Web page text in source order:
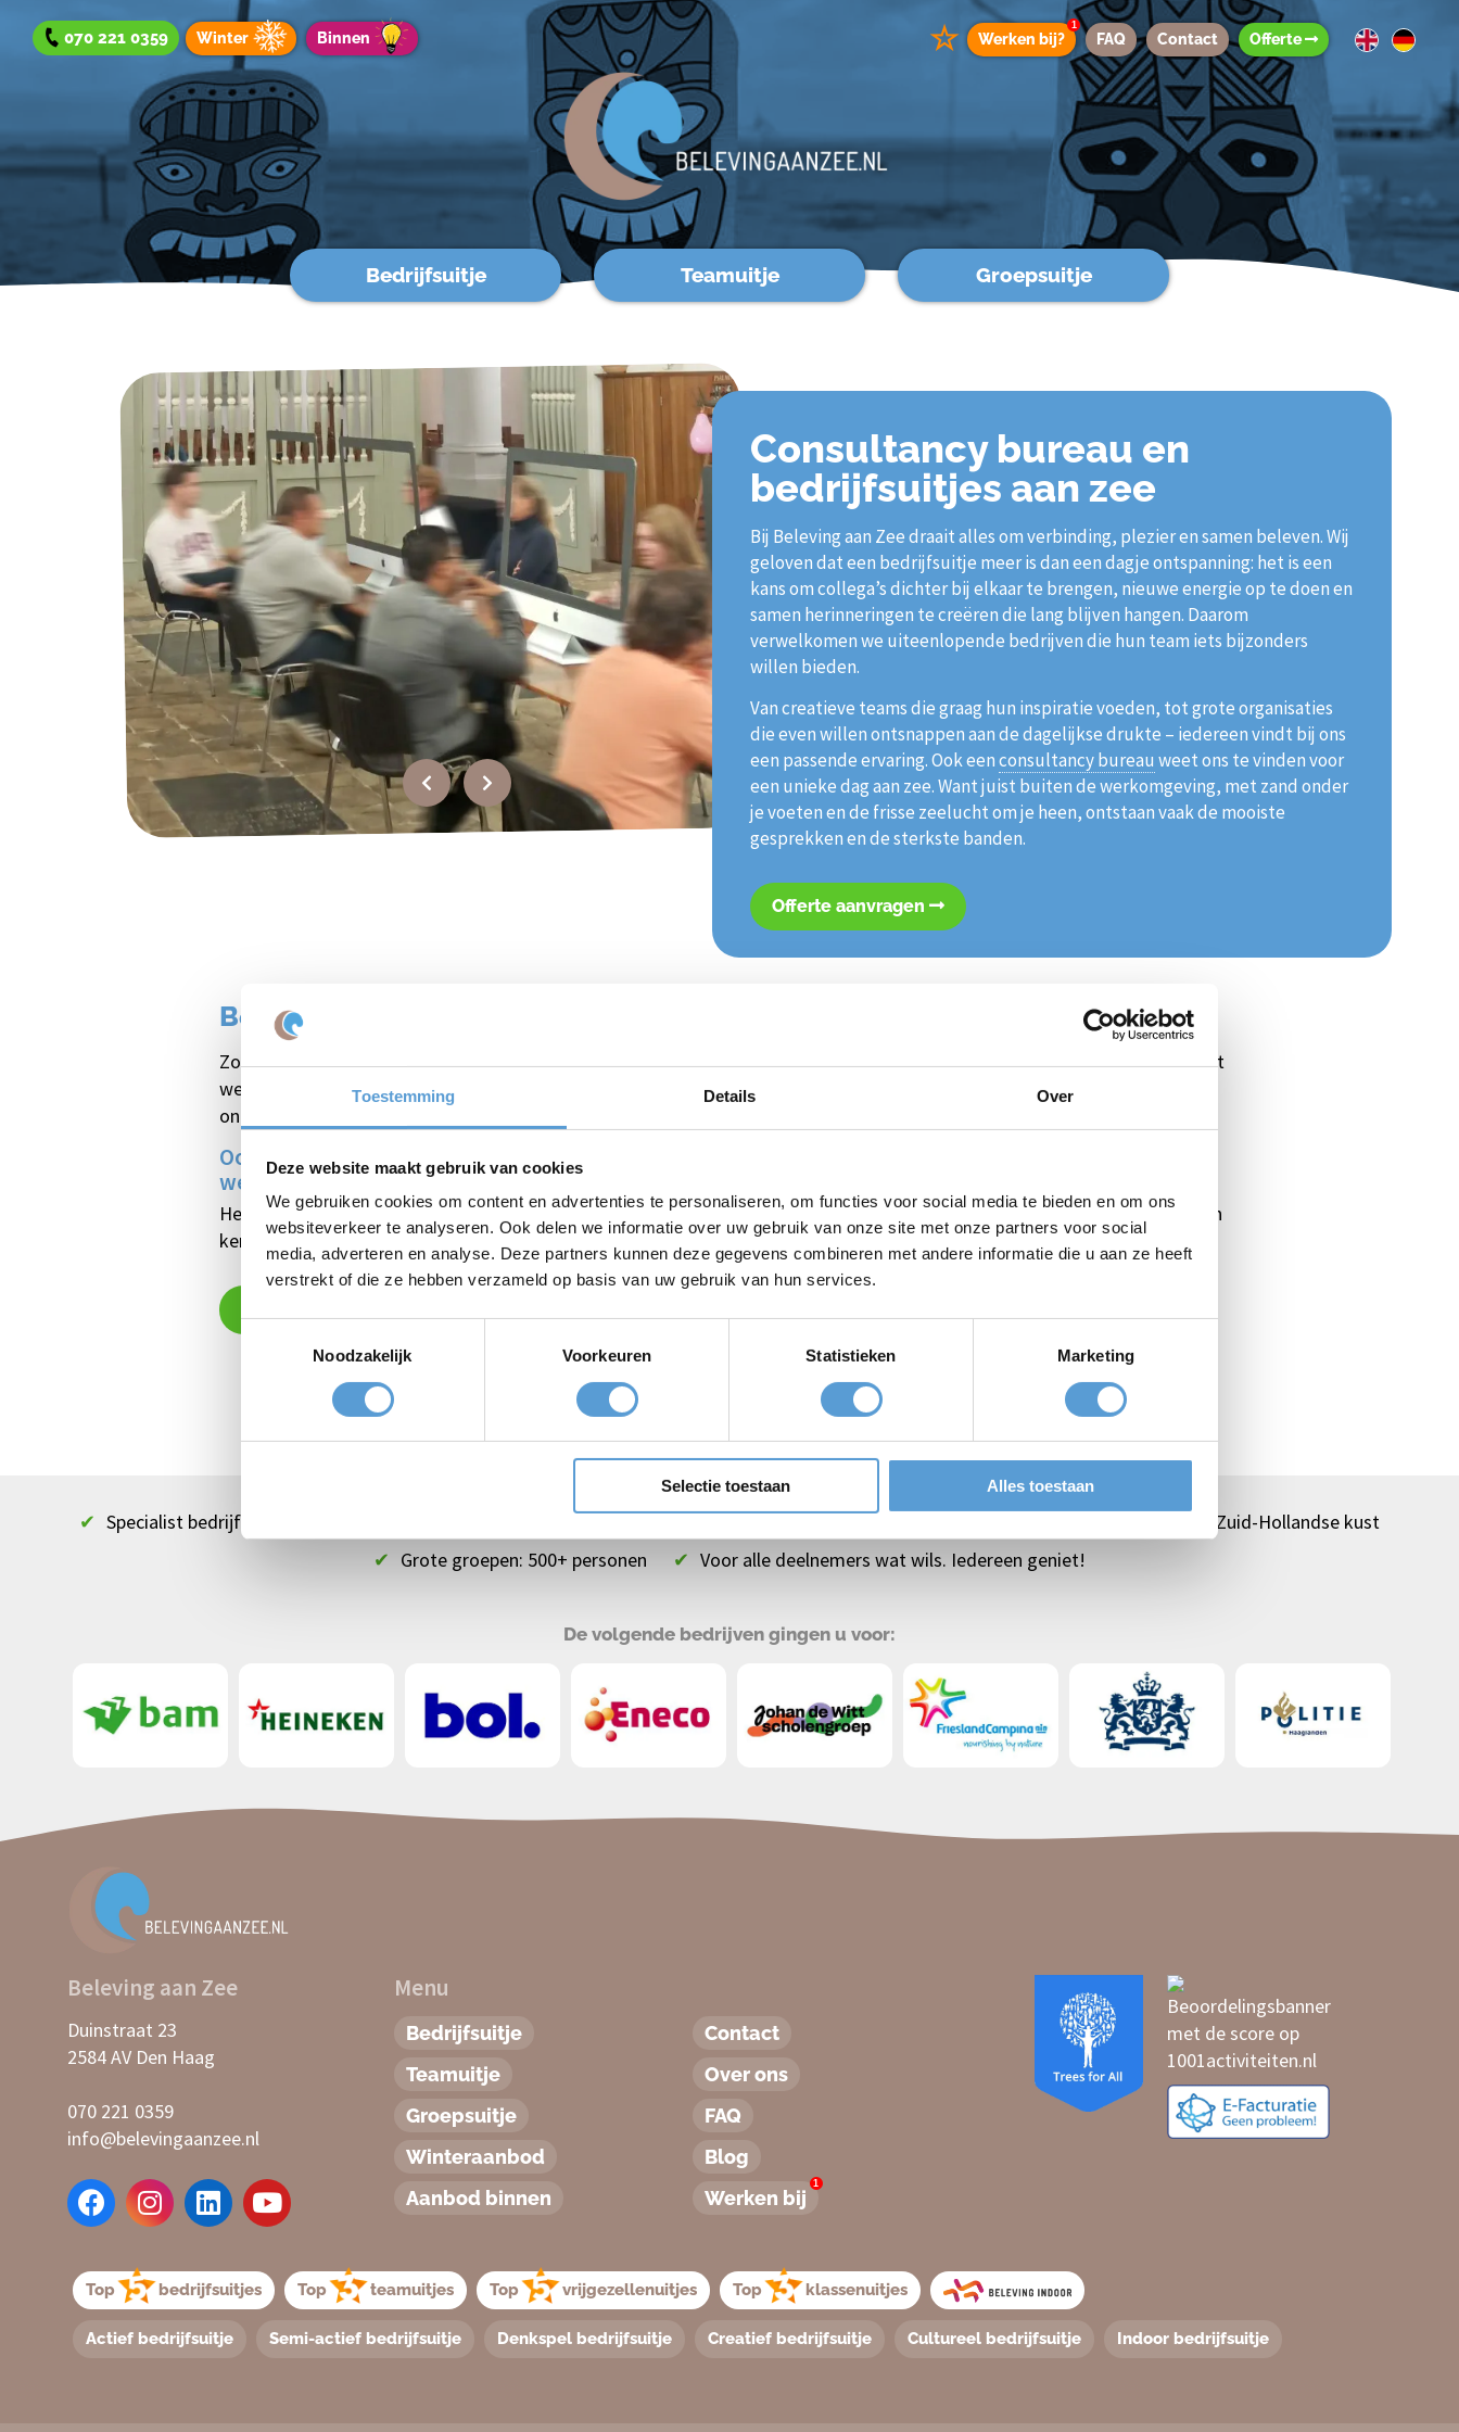
Toestemming Details Over
Deze website maakt gebruik van cookies
We gebruiken cookies om content en advertenties te personaliseren, om functies voor social media te bieden en om ons
websiteverkeer te analyseren. Ook delen we informatie over uw gebruik van onze site met onze partners voor social
media, adverteren en analyse. Deze partners kunnen deze gegevens combineren met andere informatie die u aan ze heeft
verstrekt of die ze hebben verzameld op basis van uw gebruik van hun services.
Toestemmingsselectie
Noodzakelijk
Voorkeuren Statistieken Marketing
Selectie toestaan Alles toestaan
070 221 0359 ☆ Werken bij?
1
FAQ Contact Offerte
Winter Binnen
Bedrijfsuitje Teamuitje Groepsuitje
Winteraanbod
bedrijfsuitjes
Consultancy bureau en
bedrijfsuitjes aan zee
Bij Beleving aan Zee draait alles om verbinding, plezier en samen beleven. Wij
geloven dat een bedrijfsuitje meer is dan een dagje ontspanning: het is een
kans om collega’s dichter bij elkaar te brengen, nieuwe energie op te doen en
samen herinneringen te creëren die lang blijven hangen. Daarom
verwelkomen we uiteenlopende bedrijven die hun team iets bijzonders
willen bieden.
Van creatieve teams die graag hun inspiratie voeden, tot grote organisaties
die even willen ontsnappen aan de dagelijkse drukte – iedereen vindt bij ons
een passende ervaring. Ook eenconsultancy bureau weet ons te vinden voor
een unieke dag aan zee. Want juist buiten de werkomgeving, met zand onder
je voeten en de frisse zeelucht om je heen, ontstaan vaak de mooiste
gesprekken en de sterkste banden.
Offerte aanvragen
Bedrijfsuitjes die verbinden
Zo organiseren we regelmatigstrandactiviteiten,sportieve clinicsencreatieve workshops. Bedrijven kiezen voor ons omdat
we samenwerken, plezier en verbinding centraal stellen. Juist in een ontspannen setting, met de zee op de achtergrond,
ontstaan de mooiste momenten.
Ook een consultancy bureau weet ons te vinden voor een onvergetelijke dag buiten de
werkomgeving
Het is inspirerend om te zien hoe collega’s samen lachen, nieuwe uitdagingen aangaan en elkaar op een andere manier leren
kennen.Bedrijfsuitjeszorgen voor energie en versterken het teamgevoel – iets waar ieder bedrijf profijt van heeft.
Top teamuitjes vrijgezellenuitjes klassenuitjes
✔ Specialist bedrijfsuitjes & zakelijke evenementen Teambuilding & plezier gegarandeerd
Scheveningen + meer strandlocaties Zuid-Hollandse kust
✔ Grote groepen: 500+ personen ✔ Voor alle deelnemers wat wils. Iedereen geniet!
De volgende bedrijven gingen u voor:
Beleving aan Zee
Duinstraat 23
2584 AV Den Haag
070 221 0359
info@belevingaanzee.nl
Menu
Bedrijfsuitje
Teamuitje
Groepsuitje
Winteraanbod
Aanbod binnen
Contact
Over ons
FAQ
Blog
Werken bij
1
Top bedrijfsuitjes Top teamuitjes Top vrijgezellenuitjes Top klassenuitjes
Actief bedrijfsuitje Semi-actief bedrijfsuitje Denkspel bedrijfsuitje Creatief bedrijfsuitje Cultureel bedrijfsuitje Indoor bedrijfsuitje